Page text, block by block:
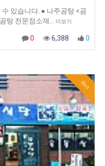
있습니다. ● 나주곰탕 <곰
탕 전문점소재…
더보기
0 6,388 0
Hot